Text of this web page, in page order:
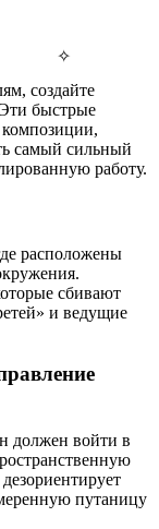
✧
создайте
быстрые
самый сильный
работу.
расположены
сбивают
и ведущие
должен войти в
путаницу